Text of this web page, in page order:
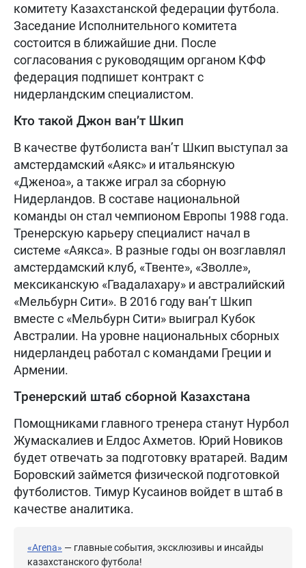
комитету Казахстанской федерации футбола.
Заседание Исполнительного комитета
состоится в ближайшие дни. После
согласования с руководящим органом КФФ
федерация подпишет контракт с
нидерландским специалистом.
Кто такой Джон ван’т Шкип
В качестве футболиста ван’т Шкип выступал за
амстердамский «Аякс» и итальянскую
«Дженоа», а также играл за сборную
Нидерландов. В составе национальной
команды он стал чемпионом Европы 1988 года.
Тренерскую карьеру специалист начал в
системе «Аякса». В разные годы он возглавлял
амстердамский клуб, «Твенте», «Зволле»,
мексиканскую «Гвадалахару» и австралийский
«Мельбурн Сити». В 2016 году ван’т Шкип
вместе с «Мельбурн Сити» выиграл Кубок
Австралии. На уровне национальных сборных
нидерландец работал с командами Греции и
Армении.
Тренерский штаб сборной Казахстана
Помощниками главного тренера станут Нурбол
Жумаскалиев и Елдос Ахметов. Юрий Новиков
будет отвечать за подготовку вратарей. Вадим
Боровский займется физической подготовкой
футболистов. Тимур Кусаинов войдет в штаб в
качестве аналитика.
«Arena» — главные события, эксклюзивы и инсайды
казахстанского футбола!